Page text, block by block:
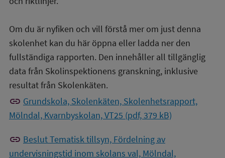
Om du är nyfiken och vill förstå mer om just denna
skolenhet kan du här öppna eller ladda ner den
fullständiga rapporten. Den innehåller all tillgänglig
data från Skolinspektionens granskning, inklusive
resultat från Skolenkäten.
link Grundskola, Skolenkäten, Skolenhetsrapport,
Mölndal, Kvarnbyskolan, VT25 (pdf, 379 kB)
link Beslut Tematisk tillsyn, Fördelning av
undervisningstid inom skolans val, Mölndal,